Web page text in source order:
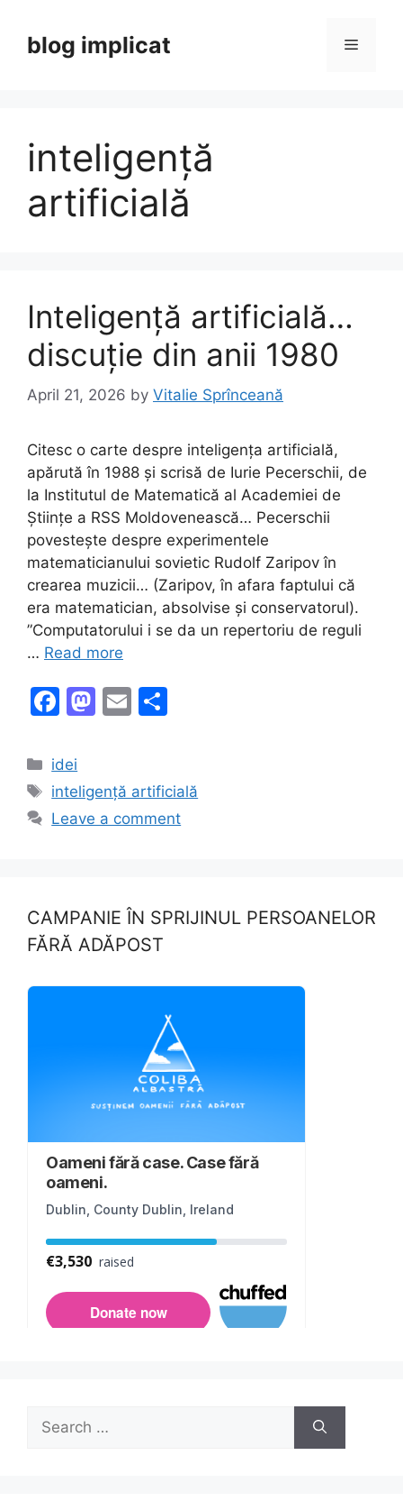
contentblog implicat Menu
inteligență
artificială
Inteligență artificială…
discuție din anii 1980
April 21, 2026 by Vitalie Sprînceană
Citesc o carte despre inteligența artificială,
apărută în 1988 și scrisă de Iurie Pecerschii, de
la Institutul de Matematică al Academiei de
Științe a RSS Moldovenească… Pecerschii
povestește despre experimentele
matematicianului sovietic Rudolf Zaripov în
crearea muzicii… (Zaripov, în afara faptului că
era matematician, absolvise și conservatorul).
”Computatorului i se da un repertoriu de reguli
… Read more
F
c
e
b
k
M
o
d
E
l
e
Categories
idei
Tags
inteligență artificială
Leave a comment
CAMPANIE ÎN SPRIJINUL PERSOANELOR
FĂRĂ ADĂPOST
Search
for: